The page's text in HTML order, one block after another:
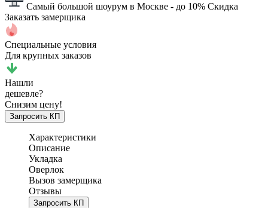
Самый большой шоурум в Москве - до 10% Скидка
Заказать замерщика
Специальные условия
Для крупных заказов
Нашли
дешевле?
Снизим цену!
Запросить КП
Характеристики
Описание
Укладка
Оверлок
Вызов замерщика
Отзывы
Запросить КП